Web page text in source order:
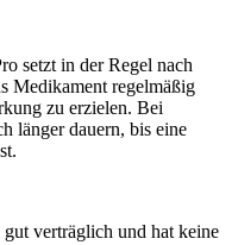
setzt in der Regel nach
Medikament regelmäßig
zu erzielen. Bei
länger dauern, bis eine
verträglich und hat keine